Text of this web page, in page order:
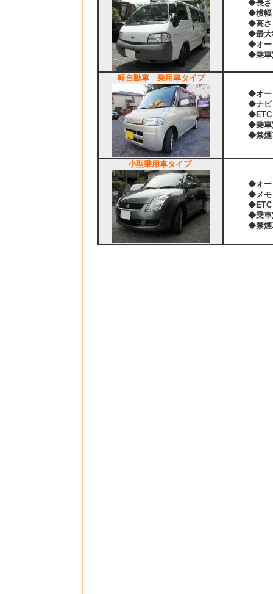
◆長さ：
◆横幅：
◆高さ：
◆最大積
◆オー
◆乗車
軽自動車 乗用車タイプ
◆オー
◆ナビ
◆ETC
◆乗車
◆禁煙
小型乗用車タイプ
◆オー
◆メモリ
◆ETC
◆乗車
◆禁煙